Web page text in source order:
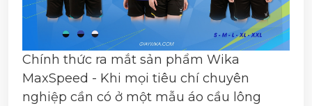
Chính thức ra mắt sản phẩm Wika
MaxSpeed - Khi mọi tiêu chí chuyên
nghiệp cần có ở một mẫu áo cầu lông